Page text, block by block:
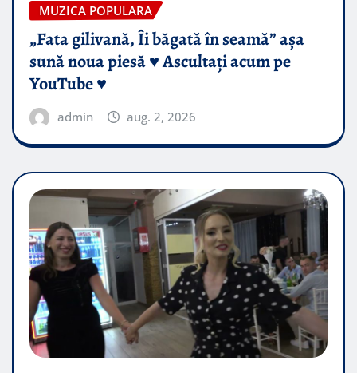
MUZICA POPULARA
„Fata gilivană, Îi băgată în seamă” așa
sună noua piesă ♥️ Ascultați acum pe
YouTube ♥️
admin aug. 2, 2026